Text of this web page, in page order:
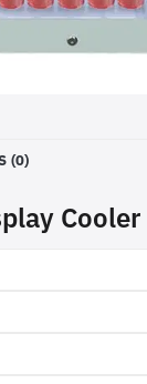
(0)
Cooler